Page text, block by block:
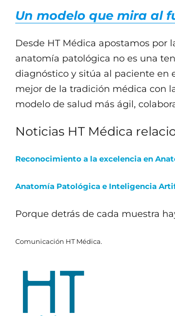
Un modelo que mira al
Desde HT Médica apostamos por
anatomía patológica no es una
diagnóstico y sitúa al paciente en
mejor de la tradición médica con
modelo de salud más ágil,
Noticias HT Médica
Reconocimiento a la excelencia en
Anatomía Patológica e Inteligencia
Porque detrás de cada muestra
Comunicación HT Médica.